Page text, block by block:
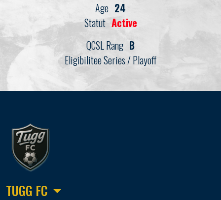
Age 24
Statut Active
QCSL Rang B
Eligibilitee Series / Playoff
TUGG FC